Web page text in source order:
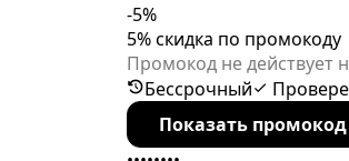
-5%
5% скидка по промокоду
Промокод не действует
Бессрочный
Показать промокод